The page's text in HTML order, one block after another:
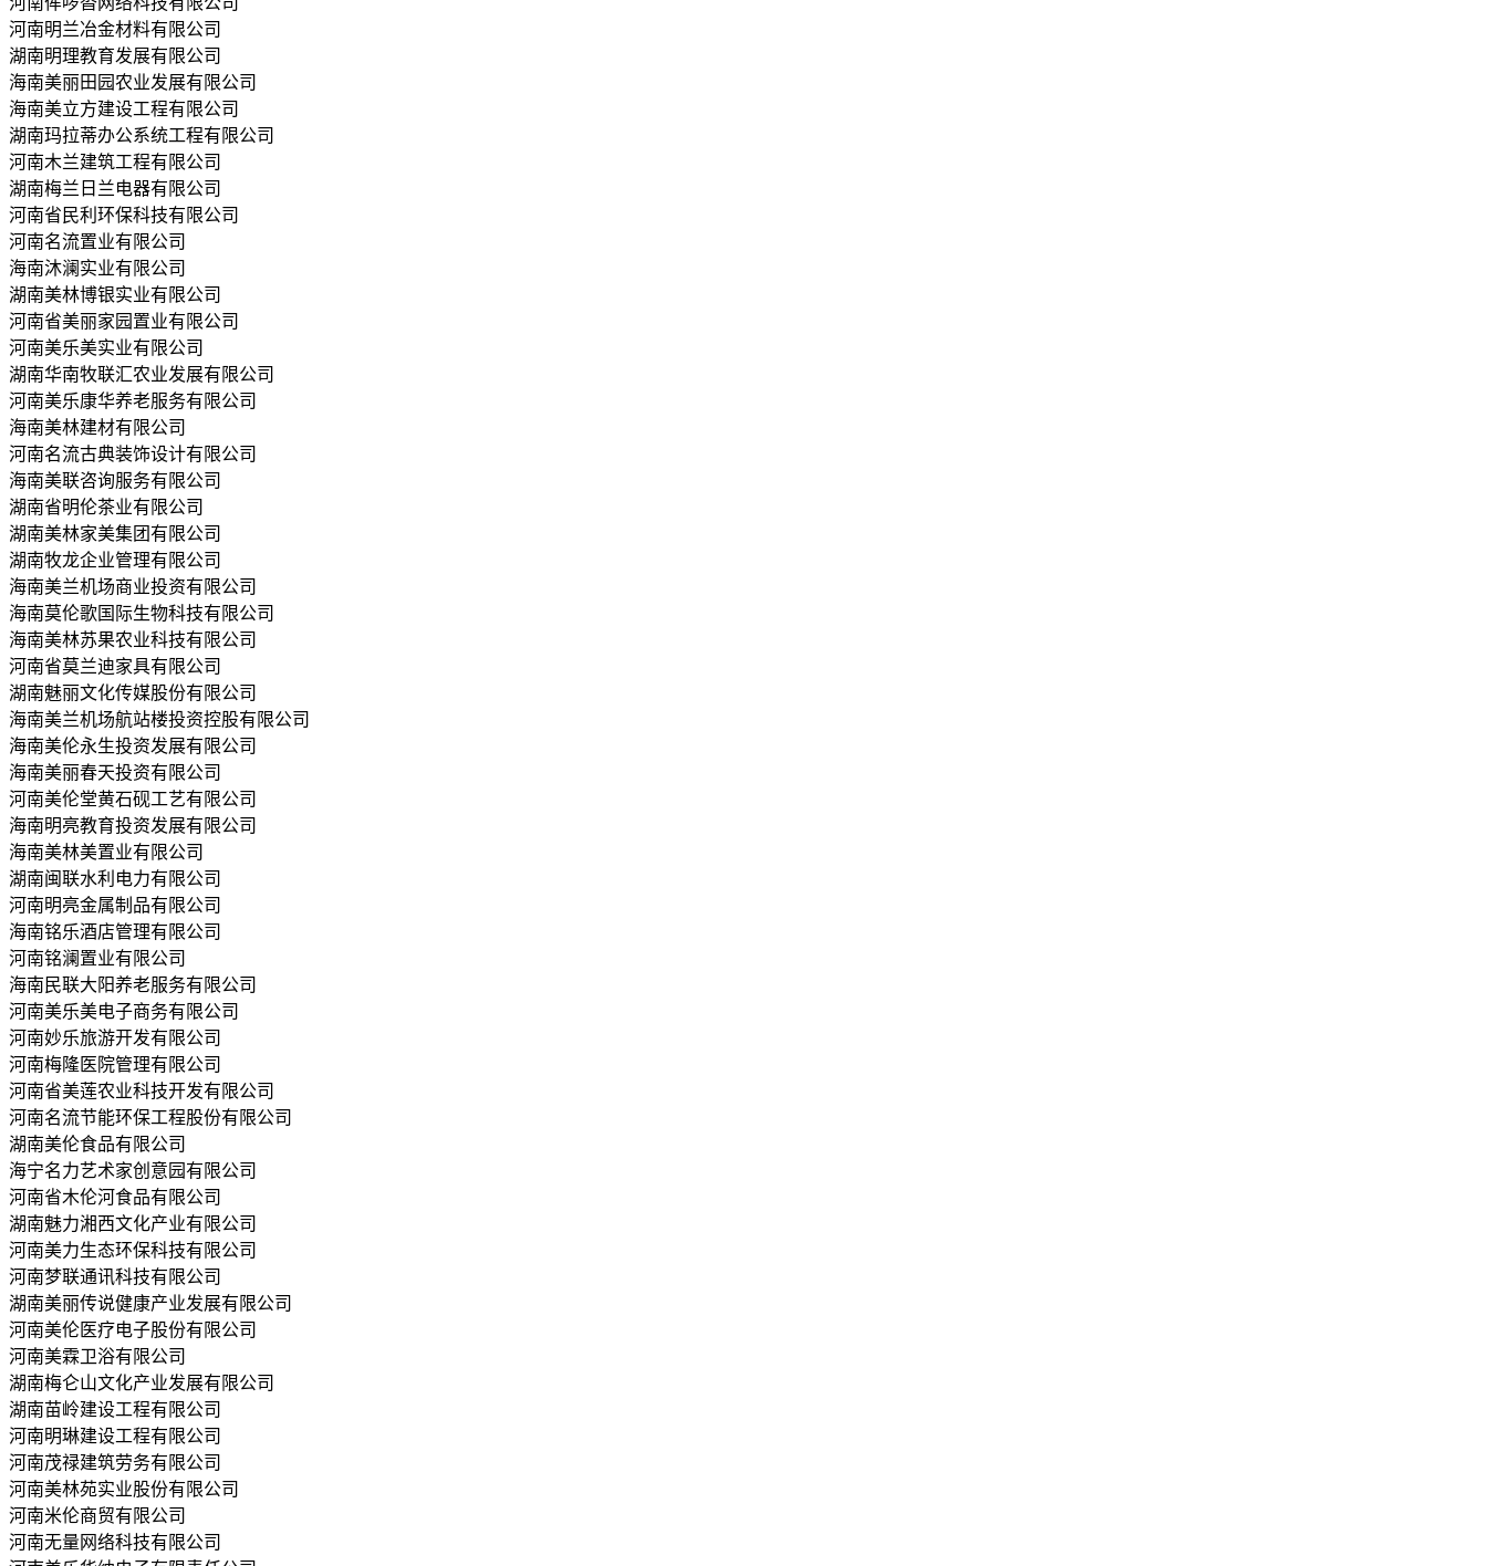
河南明兰冶金材料有限公司
湖南明理教育发展有限公司
海南美丽田园农业发展有限公司
海南美立方建设工程有限公司
湖南玛拉蒂办公系统工程有限公司
河南木兰建筑工程有限公司
湖南梅兰日兰电器有限公司
河南省民利环保科技有限公司
河南名流置业有限公司
海南沐澜实业有限公司
湖南美林博银实业有限公司
河南省美丽家园置业有限公司
河南美乐美实业有限公司
湖南华南牧联汇农业发展有限公司
河南美乐康华养老服务有限公司
海南美林建材有限公司
河南名流古典装饰设计有限公司
海南美联咨询服务有限公司
湖南省明伦茶业有限公司
湖南美林家美集团有限公司
湖南牧龙企业管理有限公司
海南美兰机场商业投资有限公司
海南莫伦歌国际生物科技有限公司
海南美林苏果农业科技有限公司
河南省莫兰迪家具有限公司
湖南魅丽文化传媒股份有限公司
海南美兰机场航站楼投资控股有限公司
海南美伦永生投资发展有限公司
海南美丽春天投资有限公司
河南美伦堂黄石砚工艺有限公司
海南明亮教育投资发展有限公司
海南美林美置业有限公司
湖南闽联水利电力有限公司
河南明亮金属制品有限公司
海南铭乐酒店管理有限公司
河南铭澜置业有限公司
海南民联大阳养老服务有限公司
河南美乐美电子商务有限公司
河南妙乐旅游开发有限公司
河南梅隆医院管理有限公司
河南省美莲农业科技开发有限公司
河南名流节能环保工程股份有限公司
湖南美伦食品有限公司
海宁名力艺术家创意园有限公司
河南省木伦河食品有限公司
湖南魅力湘西文化产业有限公司
河南美力生态环保科技有限公司
河南梦联通讯科技有限公司
湖南美丽传说健康产业发展有限公司
河南美伦医疗电子股份有限公司
河南美霖卫浴有限公司
湖南梅仑山文化产业发展有限公司
湖南苗岭建设工程有限公司
河南明琳建设工程有限公司
河南茂禄建筑劳务有限公司
河南美林苑实业股份有限公司
河南米伦商贸有限公司
河南无量网络科技有限公司